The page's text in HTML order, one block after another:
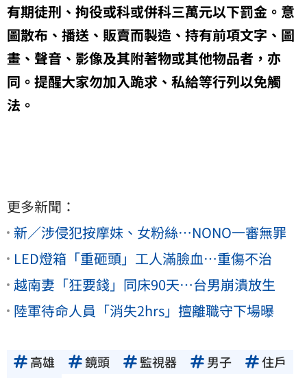
有期徒刑、拘役或科或併科三萬元以下罰金。意
圖散布、播送、販賣而製造、持有前項文字、圖
畫、聲音、影像及其附著物或其他物品者，亦
同。提醒大家勿加入跪求、私給等行列以免觸
法。
更多新聞：
新／涉侵犯按摩妹、女粉絲…NONO一審無罪
LED燈箱「重砸頭」工人滿臉血…重傷不治
越南妻「狂要錢」同床90天…台男崩潰放生
陸軍待命人員「消失2hrs」擅離職守下場曝
高雄 鏡頭 監視器 男子
住戶